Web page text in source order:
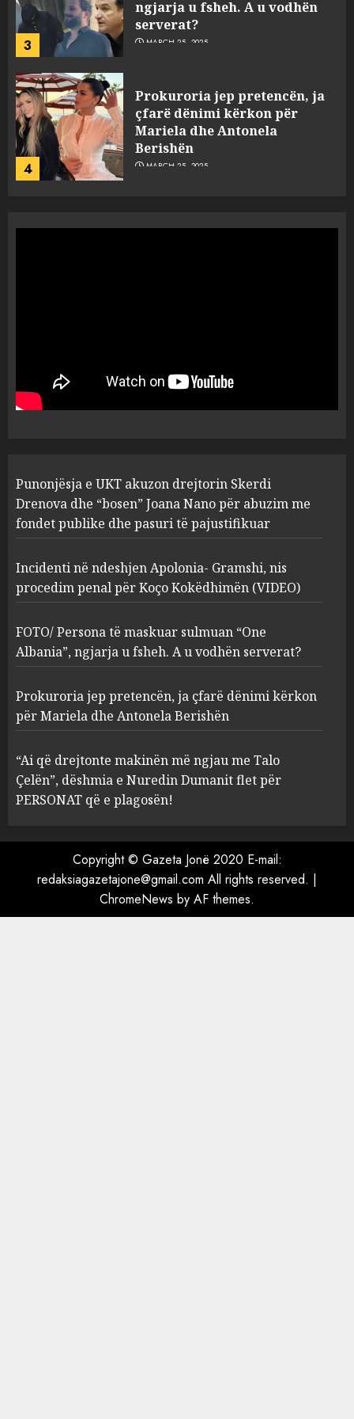
3
ngjarja u fsheh. A u vodhën
serverat?
MARCH 25, 2025
4
Prokuroria jep pretencën, ja
çfarë dënimi kërkon për
Mariela dhe Antonela
Berishën
MARCH 25, 2025
1
“bosen” Joana Nano për
abuzim me fondet publike dhe
pasuri të pajustifikuar
2
Apolonia- Gramshi, nis
procedim penal për Koço
Kokëdhimën (VIDEO)
MARCH 27, 2025
3
FOTO/ Persona të maskuar
sulmuan “One Albania”,
ngjarja u fsheh. A u vodhën
serverat?
MARCH 25, 2025
4
Prokuroria jep pretencën, ja
çfarë dënimi kërkon për
Berishën
MARCH 25, 2025
ngjau me Talo Çelën”,
dëshmia e Nuredin Dumanit
flet për PERSONAT që e
plagosën!
Punonjësja e UKT akuzon drejtorin Skerdi
Drenova dhe “bosen” Joana Nano për abuzim me
fondet publike dhe pasuri të pajustifikuar
Incidenti në ndeshjen Apolonia- Gramshi, nis
procedim penal për Koço Kokëdhimën (VIDEO)
FOTO/ Persona të maskuar sulmuan “One
Albania”, ngjarja u fsheh. A u vodhën serverat?
Prokuroria jep pretencën, ja çfarë dënimi kërkon
për Mariela dhe Antonela Berishën
“Ai që drejtonte makinën më ngjau me Talo
Çelën”, dëshmia e Nuredin Dumanit flet për
PERSONAT që e plagosën!
Copyright © Gazeta Jonë 2020 E-mail:
redaksiagazetajone@gmail.com All rights reserved. |
ChromeNews by AF themes.